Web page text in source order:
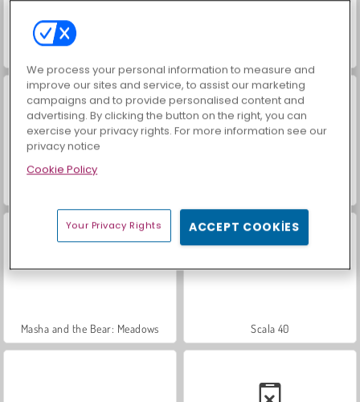
Masha and the Bear: Meadows Scala 40
We process your personal information to measure and
improve our sites and service, to assist our marketing
campaigns and to provide personalised content and
advertising. By clicking the button on the right, you can
exercise your privacy rights. For more information see our
privacy notice
Cookie Policy
Your Privacy Rights ACCEPT COOKIES